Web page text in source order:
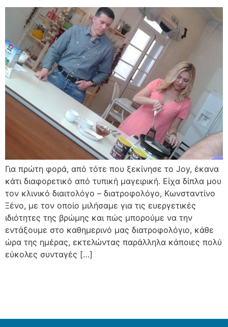
Για πρώτη φορά, από τότε που ξεκίνησε το Joy, έκανα
κάτι διαφορετικό από τυπική μαγειρική. Είχα δίπλα μου
τον κλινικό διαιτολόγο – διατροφολόγο, Κωνσταντίνο
Ξένο, με τον οποίο μιλήσαμε για τις ευεργετικές
ιδιότητες της βρώμης και πώς μπορούμε να την
εντάξουμε στο καθημερινό μας διατροφολόγιο, κάθε
ώρα της ημέρας, εκτελώντας παράλληλα κάποιες πολύ
εύκολες συνταγές […]